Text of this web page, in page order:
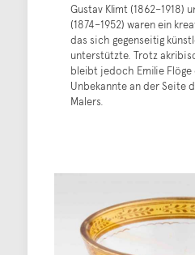
Gustav Klimt (1862–1918)
(1874–1952) waren ein
das sich gegenseitig
unterstützte. Trotz
bleibt jedoch Emilie Flöge
Unbekannte an der Seite
Malers.